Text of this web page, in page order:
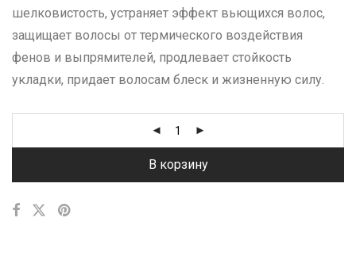
шелковистость, устраняет эффект вьющихся волос,
защищает волосы от термического воздействия
фенов и выпрямителей, продлевает стойкость
укладки, придает волосам блеск и жизненную силу.
В корзину